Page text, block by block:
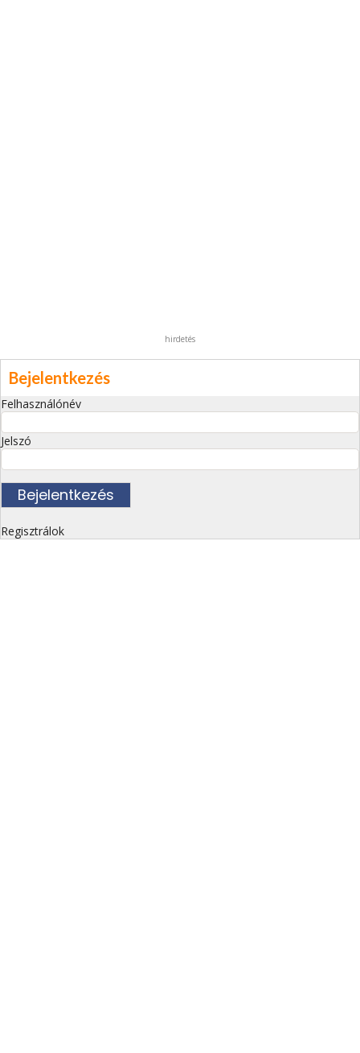
hirdetés
Bejelentkezés
Felhasználónév
Jelszó
Regisztrálok